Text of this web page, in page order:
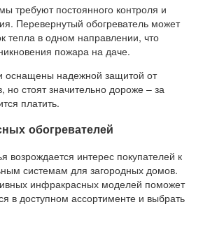
требуют постоянного контроля и
Перевернутый обогреватель может
тепла в одном направлении, что
пожара на даче.
надежной защитой от
но стоят значительно дороже – за
платить.
обогревателей
возрождается интерес покупателей к
системам для загородных домов.
инфракрасных моделей поможет
в доступном ассортименте и выбрать